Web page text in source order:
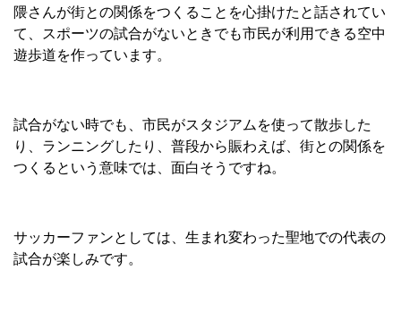
隈さんが街との関係をつくることを心掛けたと話されてい
て、スポーツの試合がないときでも市民が利用できる空中
遊歩道を作っています。
試合がない時でも、市民がスタジアムを使って散歩した
り、ランニングしたり、普段から賑わえば、街との関係を
つくるという意味では、面白そうですね。
サッカーファンとしては、生まれ変わった聖地での代表の
試合が楽しみです。